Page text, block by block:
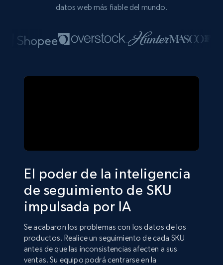
datos web más fiable del mundo.
El poder de la inteligencia
de seguimiento de SKU
impulsada por IA
Se acabaron los problemas con los datos de los
productos. Realice un seguimiento de cada SKU
antes de que las inconsistencias afecten a sus
ventas. Su equipo podrá centrarse en la